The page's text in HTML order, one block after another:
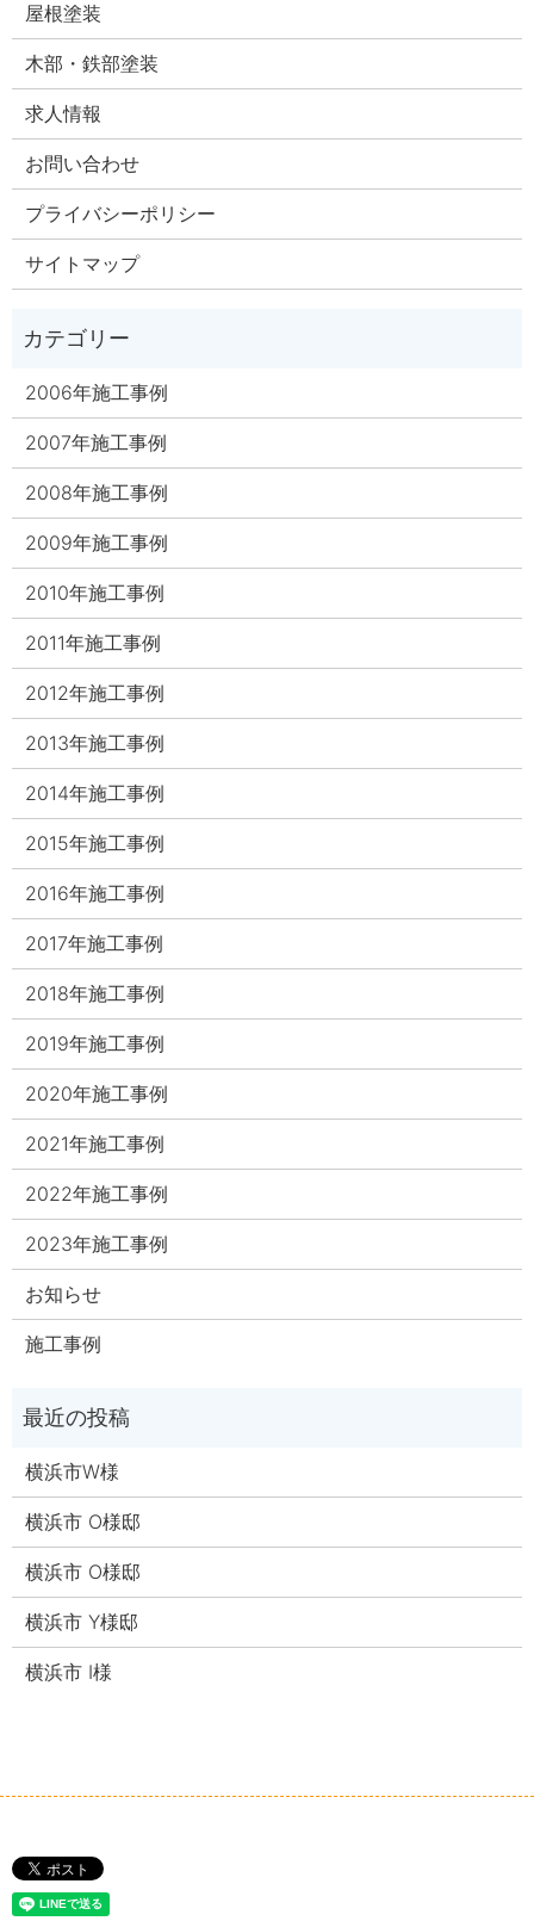
屋根塗装
木部・鉄部塗装
求人情報
お問い合わせ
プライバシーポリシー
サイトマップ
2006年施工事例
2007年施工事例
2008年施工事例
2009年施工事例
2010年施工事例
2011年施工事例
2012年施工事例
2013年施工事例
2014年施工事例
2015年施工事例
2016年施工事例
2017年施工事例
2018年施工事例
2019年施工事例
2020年施工事例
2021年施工事例
2022年施工事例
2023年施工事例
お知らせ
施工事例
横浜市W様
横浜市 O様邸
横浜市 O様邸
横浜市 Y様邸
横浜市 I様